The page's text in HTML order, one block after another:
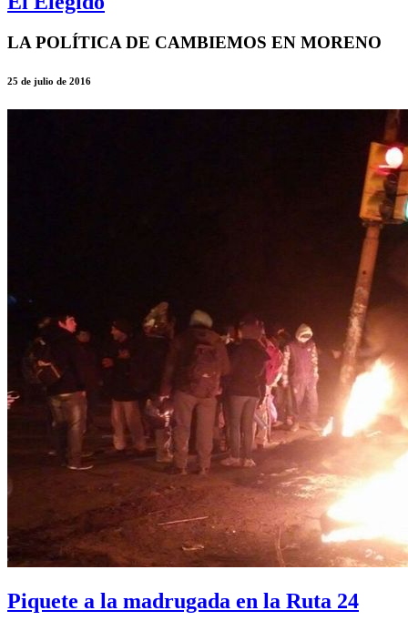
LA POLÍTICA DE CAMBIEMOS EN MORENO
25 de julio de 2016
Piquete a la madrugada en la Ruta 24